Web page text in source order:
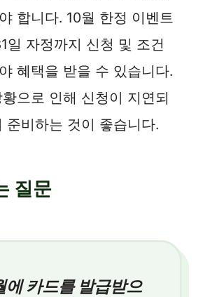
합니다. 10월 한정 이벤트
일 자정까지 신청 및 조건
혜택을 받을 수 있습니다.
으로 인해 신청이 지연되
준비하는 것이 좋습니다.
질문
에 카드를 발급받으